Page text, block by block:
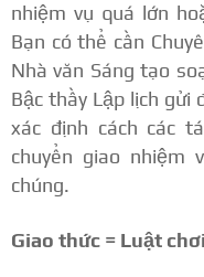
nhiệm vụ quá lớn
Bạn có thể cần
Nhà văn Sáng tạo
Bậc thầy Lập lịch gửi
xác định cách các
chuyển giao nhiệm
chúng.
Giao thức = Luật chơi